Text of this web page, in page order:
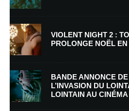
Nom*
E-mail *
Enregistrer mon nom, mon e-mail et
mon prochain commentaire.
VIOLENT NIGHT 2 :
PROLONGE NOËL EN
BANDE ANNONCE
L’INVASION DU
LOINTAIN AU CINÉMA